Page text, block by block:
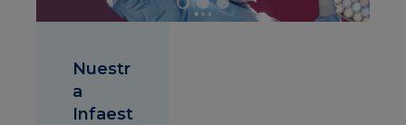
Nuestr
a
Infaest